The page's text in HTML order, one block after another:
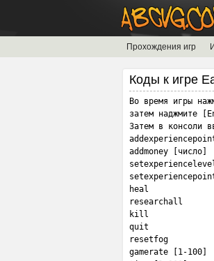
Прохождения игр
Коды к игре
Во время игры
затем наджмите
Затем в консоли
addmoney
heal
researchall
kill
quit
resetfog
gamerate [1-